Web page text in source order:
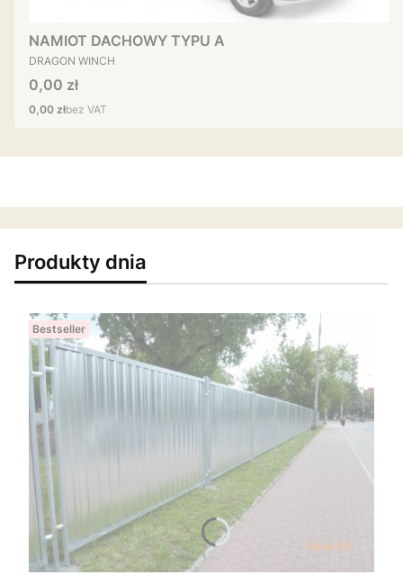
NAMIOT DACHOWY TYPU A
PRODUCENT
DRAGON WINCH
Cena
0,00 zł
Cena
0,00 złbez VAT
Produkty dnia
Bestseller